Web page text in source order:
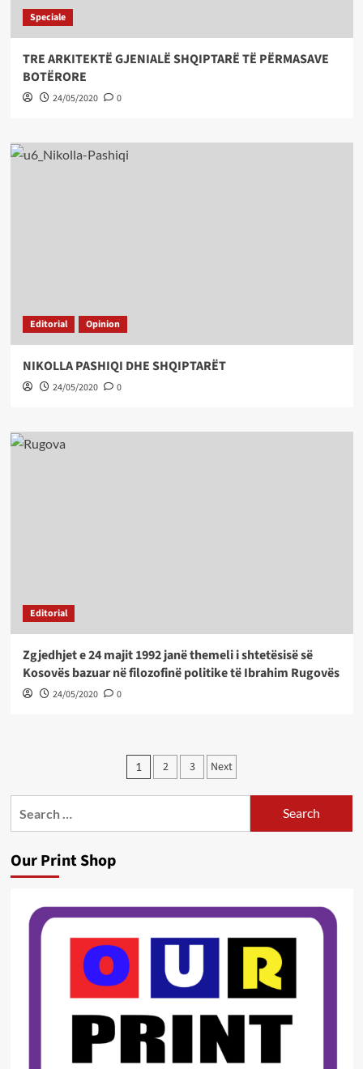
Speciale
TRE ARKITEKTË GJENIALË SHQIPTARË TË PËRMASAVE
BOTËRORE
24/05/2020 0
Editorial Opinion
NIKOLLA PASHIQI DHE SHQIPTARËT
24/05/2020 0
Editorial
Zgjedhjet e 24 majit 1992 janë themeli i shtetësisë së
Kosovës bazuar në filozofinë politike të Ibrahim Rugovës
24/05/2020 0
Posts
pagination
1 2 3 Next
Our Print Shop